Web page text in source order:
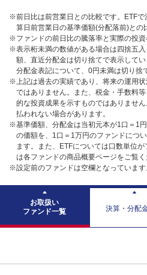
※前日比は前営業日との比較です。ETF
算日前営業日の基準価額(分配落前)との
※ファンドの前日比の騰落率と実際の投資
※表示桁未満の数値がある場合は四捨五
額、直近分配金は切り捨てで表示して
分配金表記について、0円未満は切り捨
※上記は過去の実績であり、将来の運用
ではありません。また、税金・手数料
的な投資成果を示すものではありませ
払われない場合があります。
※基準価額、分配金は当初元本が1口＝1
の価額を、1口＝1万円のファンドにつ
ます。また、ETFについては口数単位
は各ファンドの商品概要ページをご覧く
※設定前のファンドは空欄となっています
お取扱い
ファンド一覧
決算・分配